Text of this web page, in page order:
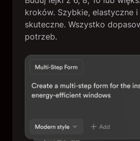
kroków. Szybkie, elastyczne
skuteczne. Wszystko
potrzeb.